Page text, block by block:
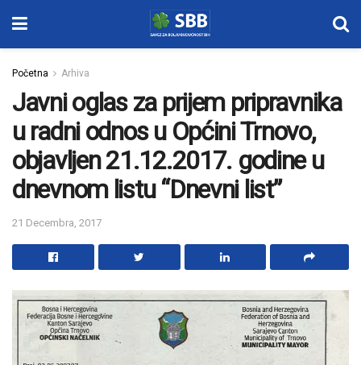
Početna Arhiva
Javni oglas za prijem pripravnika
u radni odnos u Općini Trnovo,
objavljen 21.12.2017. godine u
dnevnom listu “Dnevni list”
21 Decembra, 2017